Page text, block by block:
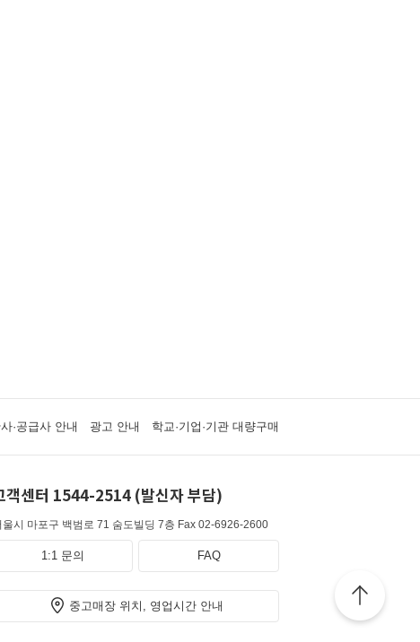
·공급사 안내 광고 안내 학교·기업·기관 대량구매
객센터 1544-2514 (발신자 부담)
울시 마포구 백범로 71 숨도빌딩 7층 Fax 02-6926-2600
1:1 문의 FAQ
중고매장 위치, 영업시간 안내